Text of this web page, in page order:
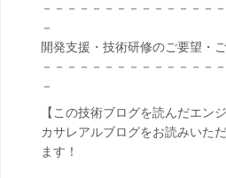
－－－－－－－－－－－－－－
－
開発支援・技術研修のご要望・
－－－－－－－－－－－－－－
－
【この技術ブログを読んだエン
カサレアルブログをお読みいた
ます！